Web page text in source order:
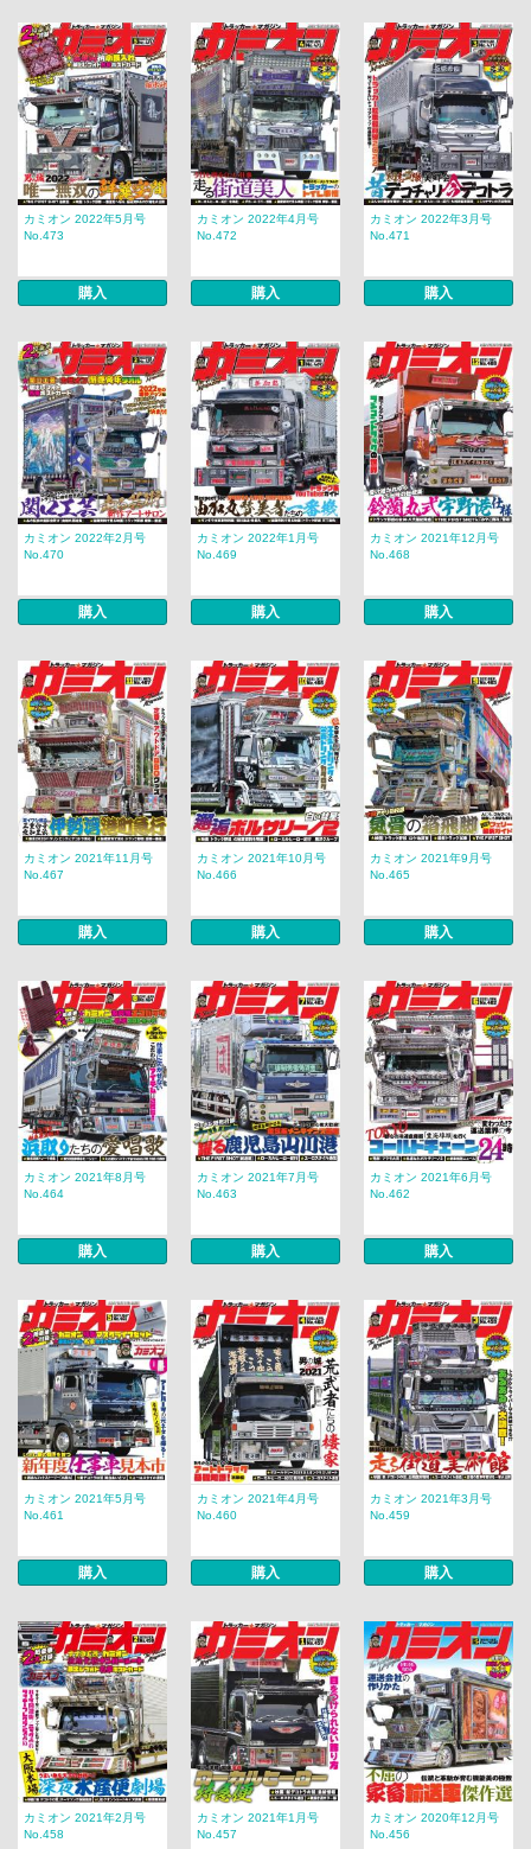
カミオン 2022年5月号
No.473
購入
カミオン 2022年4月号
No.472
購入
カミオン 2022年3月号
No.471
購入
カミオン 2022年2月号
No.470
購入
カミオン 2022年1月号
No.469
購入
カミオン 2021年12月号
No.468
購入
カミオン 2021年11月号
No.467
購入
カミオン 2021年10月号
No.466
購入
カミオン 2021年9月号
No.465
購入
カミオン 2021年8月号
No.464
購入
カミオン 2021年7月号
No.463
購入
カミオン 2021年6月号
No.462
購入
カミオン 2021年5月号
No.461
購入
カミオン 2021年4月号
No.460
購入
カミオン 2021年3月号
No.459
購入
カミオン 2021年2月号
No.458
カミオン 2021年1月号
No.457
カミオン 2020年12月号
No.456